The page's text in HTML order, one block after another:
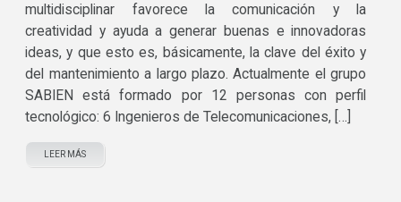
multidisciplinar favorece la comunicación y la
creatividad y ayuda a generar buenas e innovadoras
ideas, y que esto es, básicamente, la clave del éxito y
del mantenimiento a largo plazo. Actualmente el grupo
SABIEN está formado por 12 personas con perfil
tecnológico: 6 Ingenieros de Telecomunicaciones, […]
LEER MÁS